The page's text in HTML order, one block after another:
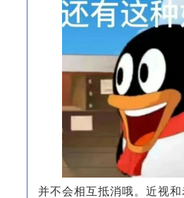
并不会相互抵消哦。近视和